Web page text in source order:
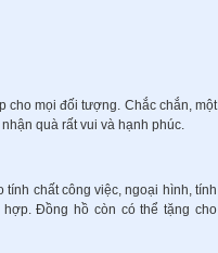
cho mọi đối tượng. Chắc chắn, một
quà rất vui và hạnh phúc.
chất công việc, ngoại hình, tính
Đồng hồ còn có thể tặng cho